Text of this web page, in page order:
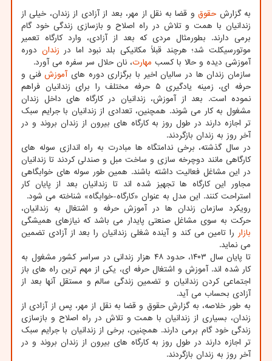
به گزارش حقوقو قضا به نقل از مهر، بعد از آزادی از زندان، خیلی از
زندانیان با همت و تلاش در راه اصلاح و بازسازی زندگی خود گام
برمی دارند. بطورمثال مردی که بعد از آزادی، وارد کارگاه تعمیر
موتورسیکلت شد؛ هرچند قبلاً مکانیکی بلد نبود اما در زندان دوره
آموزشی دیده و حالا با کسب مهارت، نان حلال سر سفره می آورد.
سازمان زندان ها در سالیان اخیر با برگزاری دوره هایآموزشفنی و
حرفه ای، زمینه یادگیری ۵ حرفه مختلف را برای زندانیان فراهم
نموده است. بعد از آموزش، زندانیان در کارگاه های داخل زندان
مشغول به کار می شوند. همچنین، تعدادی از زندانیان با جرایم سبک
تر اجازه دارند در طول روز به کارگاه های بیرون از زندان بروند و در
آخر روز به زندان بازگردند.
در سال گذشته، برخی ندامتگاه ها مبادرت به راه اندازی سوله های
کارگاهی مانند دوچرخه سازی و ساخت مبل و صندلی کردند تا زندانیان
در این مشاغل فعالیت داشته باشند. همین طور سوله های خوابگاهی
مجاور این کارگاه ها تجهیز شده اند تا زندانیان بعد از پایان کار
استراحت کنند. این مدل به عنوان «کارگاه-خوابگاه» شناخته می شود.
رویکرد سازمان زندان ها در آموزش حرفه و اشتغال به زندانیان،
حرکت به سوی مشاغل صنعتی پایدار می باشد که نیازهای همیشگی
بازار را تامین می کند و آینده شغلی زندانیان را بعد از آزادی تضمین
می نماید.
تا پایان سال ۱۴۰۳، حدود ۴۸ هزار زندانی در سراسر کشور مشغول به
کار شده اند. آموزش و اشتغال حرفه ای، یکی از مهم ترین راه های باز
اجتماعی کردن زندانیان و تضمین زندگی سالم و مستقل آنها بعد از
آزادی بحساب می آید.
به طور خلاصه، به گزارش حقوق و قضا به نقل از مهر، پس از آزادی از
زندان، بسیاری از زندانیان با همت و تلاش در راه اصلاح و بازسازی
زندگی خود گام برمی دارند. همچنین، برخی از زندانیان با جرایم سبک
تر اجازه دارند در طول روز به کارگاه های بیرون از زندان بروند و در
آخر روز به زندان بازگردند.